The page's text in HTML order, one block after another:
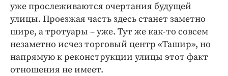
Интересное чтиво
Клиника года
Бренд года
Работодатель года
уже прослеживаются очертания будущей
улицы. Проезжая часть здесь станет заметно
шире, а тротуары – уже. Тут же как-то совсем
незаметно исчез торговый центр «Ташир», но
напрямую к реконструкции улицы этот факт
отношения не имеет.